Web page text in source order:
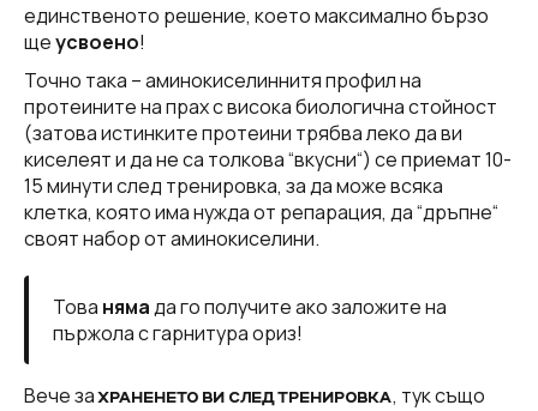
единственото решение, което максимално бързо
щеусвоено!
Точно така – аминокиселиннитя профил на
протеините на прах с висока биологична стойност
(затова истинките протеини трябва леко да ви
киселеят и да не са толкова “вкусни“) се приемат 10-
15 минути след тренировка, за да може всяка
клетка, която има нужда от репарация, да “дръпне“
своят набор от аминокиселини.
Това нямада го получите ако заложите на
пържола с гарнитура ориз!
Вече заХРАНЕНЕТО ВИ СЛЕД ТРЕНИРОВКА, тук също